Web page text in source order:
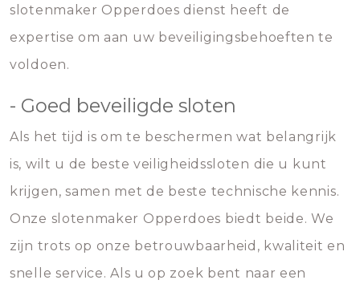
slotenmaker Opperdoes dienst heeft de
expertise om aan uw beveiligingsbehoeften te
voldoen.
- Goed beveiligde sloten
Als het tijd is om te beschermen wat belangrijk
is, wilt u de beste veiligheidssloten die u kunt
krijgen, samen met de beste technische kennis.
Onze slotenmaker Opperdoes biedt beide. We
zijn trots op onze betrouwbaarheid, kwaliteit en
snelle service. Als u op zoek bent naar een